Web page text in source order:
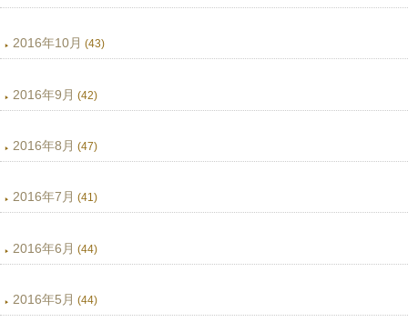
2016年10月 (43)
2016年9月 (42)
2016年8月 (47)
2016年7月 (41)
2016年6月 (44)
2016年5月 (44)